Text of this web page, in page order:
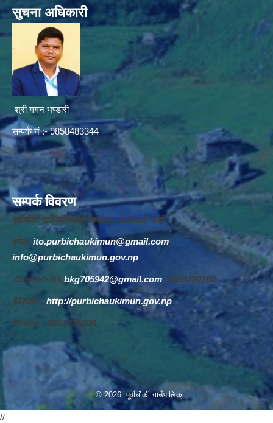
सुचना अधिकारी
श्री गगन भण्डारी
सम्पर्क नं :- 9858483344
सम्पर्क विवरण
पूर्वीचौकी गाउँपालिकाको कार्यालय ,सानागाउँ, डोटी
इमेल: ito.purbichaukimun@gmail.com,
info@purbichaukimun.gov.np
,Ganesh Bk,bkg705942@gmail.com, 9858490360
वेबसाइट : http://purbichaukimun.gov.np
Phone : 9851255300,
© 2026 पूर्वीचौकी गाउँपालिका
//